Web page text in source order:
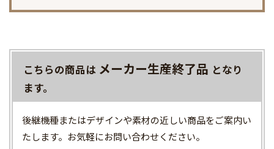
こちらの商品は メーカー生産終了品 となり
ます。
後継機種またはデザインや素材の近しい商品をご案内い
たします。お気軽にお問い合わせください。